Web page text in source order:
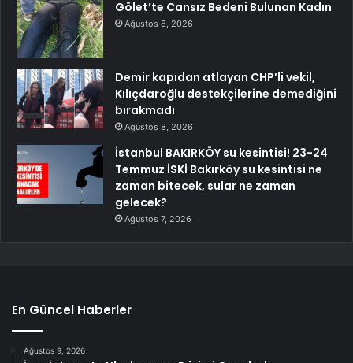
Gölet’te Cansız Bedeni Bulunan Kadın
Ağustos 8, 2026
Demir kapıdan atlayan CHP’li vekil,
Kılıçdaroğlu destekçilerine demediğini
bırakmadı
Ağustos 8, 2026
İstanbul BAKIRKÖY su kesintisi! 23-24
Temmuz İSKİ Bakırköy su kesintisi ne
zaman bitecek, sular ne zaman
gelecek?
Ağustos 7, 2026
En Güncel Haberler
Ağustos 9, 2026